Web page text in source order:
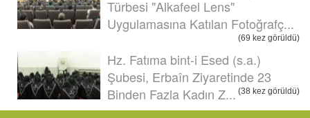
Türbesi "Alkafeel Lens"
Uygulamasına Katılan Fotoğrafç...
(69 kez görüldü)
Hz. Fatıma bint-i Esed (s.a.)
Şubesi, Erbaîn Ziyaretinde 23
Binden Fazla Kadın Z... (38 kez görüldü)